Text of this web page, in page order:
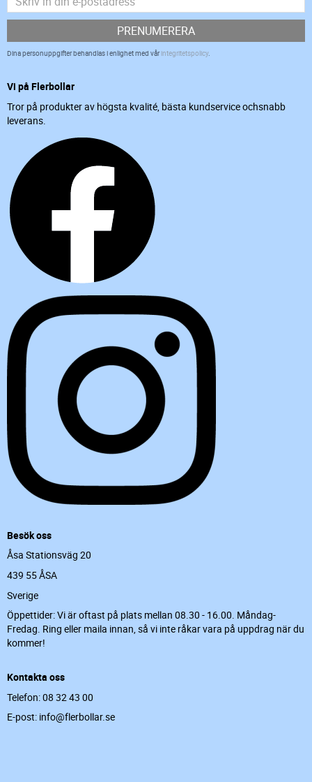
PRENUMERERA
Dina personuppgifter behandlas i enlighet med vårintegritetspolicy.
Vi på Flerbollar
Tror på produkter av högsta kvalité, bästa kundservice ochsnabb
leverans.
Besök oss
Åsa Stationsväg 20
439 55 ÅSA
Sverige
Öppettider: Vi är oftast på plats mellan 08.30 - 16.00. Måndag-
Fredag. Ring eller maila innan, så vi inte råkar vara på uppdrag när du
kommer!
Kontakta oss
Telefon: 08 32 43 00
E-post: info@flerbollar.se